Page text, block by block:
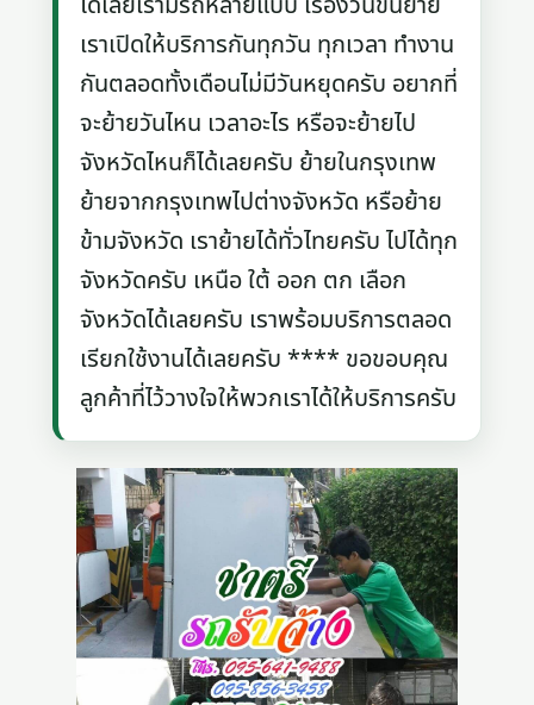
เราเปิดให้บริการกันทุกวัน ทุกเวลา ทำงาน
กันตลอดทั้งเดือนไม่มีวันหยุดครับ อยากที่
จะย้ายวันไหน เวลาอะไร หรือจะย้ายไป
จังหวัดไหนก็ได้เลยครับ ย้ายในกรุงเทพ
ย้ายจากกรุงเทพไปต่างจังหวัด หรือย้าย
ข้ามจังหวัด เราย้ายได้ทั่วไทยครับ ไปได้ทุก
จังหวัดครับ เหนือ ใต้ ออก ตก เลือก
จังหวัดได้เลยครับ เราพร้อมบริการตลอด
เรียกใช้งานได้เลยครับ **** ขอขอบคุณ
ลูกค้าที่ไว้วางใจให้พวกเราได้ให้บริการครับ